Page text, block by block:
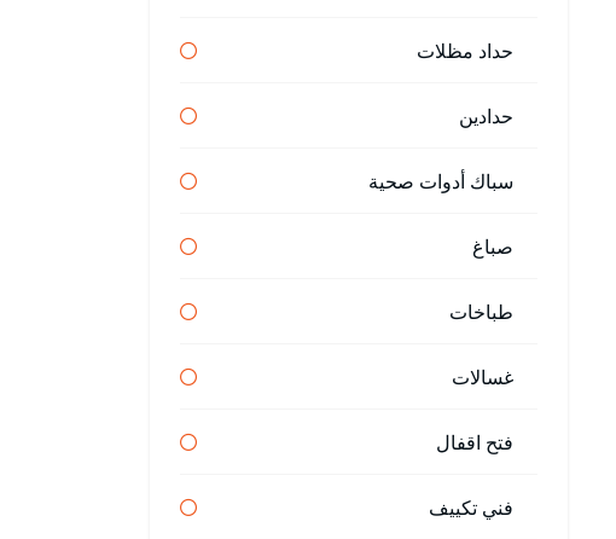
حداد مظلات
حدادين
سباك أدوات صحية
صباغ
طباخات
غسالات
فتح اقفال
فني تكييف